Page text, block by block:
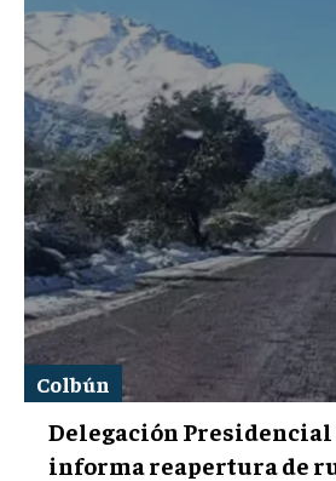
Colbún
Delegación Presidencial
informa reapertura de